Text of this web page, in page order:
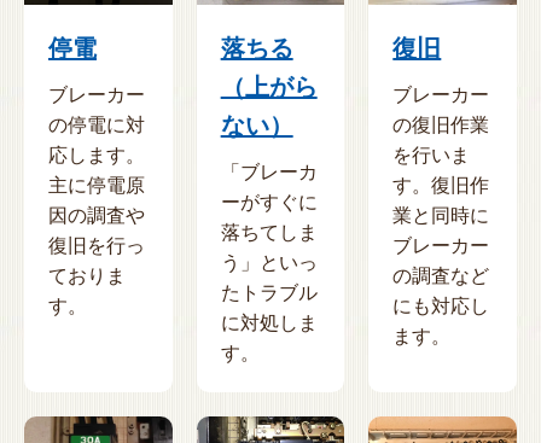
停電
ブレーカー
の停電に対
応します。
主に停電原
因の調査や
復旧を行っ
ておりま
す。
落ちる
（上がら
ない）
「ブレーカ
ーがすぐに
落ちてしま
う」といっ
たトラブル
に対処しま
す。
復旧
ブレーカー
の復旧作業
を行いま
す。復旧作
業と同時に
ブレーカー
の調査など
にも対応し
ます。